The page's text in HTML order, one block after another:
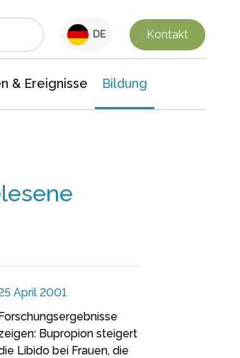
DE Kontakt
& Ereignisse Bildung
April 2001
Bupropion steigert
Libido bei Frauen, die